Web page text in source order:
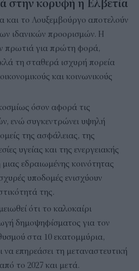
στην κορυφή η Ελβετία
και το Λουξεμβούργο αποτελούν
ιδανικών προορισμών. Η
πρωτιά για πρώτη φορά,
τη σταθερά ισχυρή πορεία
και κοινωνικούς
όσον αφορά τις
ενώ συγκεντρώνει υψηλή
της ασφάλειας, της
υγείας και της ενεργειακής
εδραιωμένης κοινότητας
υποδομές ενισχύουν
της.
ότι το καλοκαίρι
δημοψηφίσματος για τον
στα 10 εκατομμύρια,
να επηρεάσει τη μεταναστευτική
το 2027 και μετά.